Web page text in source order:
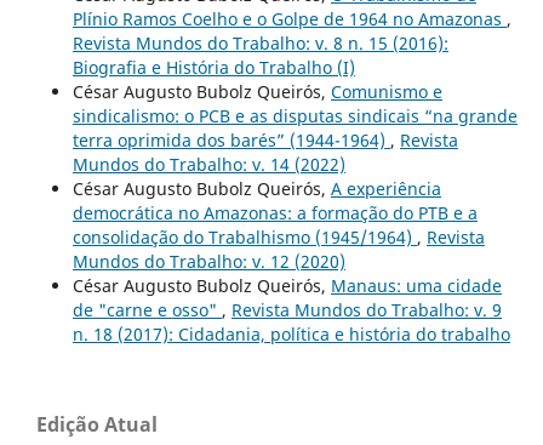
Plínio Ramos Coelho e o Golpe de 1964 no Amazonas ,
Revista Mundos do Trabalho: v. 8 n. 15 (2016):
Biografia e História do Trabalho (I)
César Augusto Bubolz Queirós, Comunismo e
sindicalismo: o PCB e as disputas sindicais “na grande
terra oprimida dos barés” (1944-1964) , Revista
Mundos do Trabalho: v. 14 (2022)
César Augusto Bubolz Queirós, A experiência
democrática no Amazonas: a formação do PTB e a
consolidação do Trabalhismo (1945/1964) , Revista
Mundos do Trabalho: v. 12 (2020)
César Augusto Bubolz Queirós, Manaus: uma cidade
de "carne e osso" , Revista Mundos do Trabalho: v. 9
n. 18 (2017): Cidadania, política e história do trabalho
Edição Atual